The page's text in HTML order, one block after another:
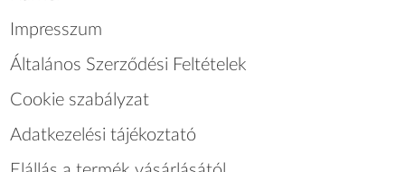
Impresszum
Általános Szerződési Feltételek
Cookie szabályzat
Adatkezelési tájékoztató